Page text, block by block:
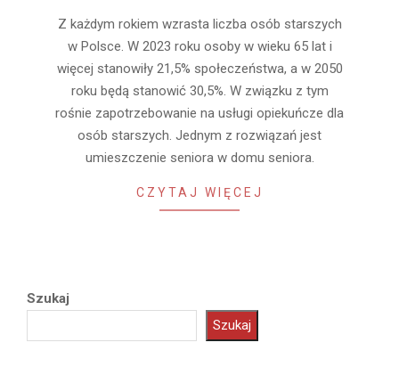
Z każdym rokiem wzrasta liczba osób starszych
w Polsce. W 2023 roku osoby w wieku 65 lat i
więcej stanowiły 21,5% społeczeństwa, a w 2050
roku będą stanowić 30,5%. W związku z tym
rośnie zapotrzebowanie na usługi opiekuńcze dla
osób starszych. Jednym z rozwiązań jest
umieszczenie seniora w domu seniora.
CZYTAJ WIĘCEJ
Szukaj
Szukaj